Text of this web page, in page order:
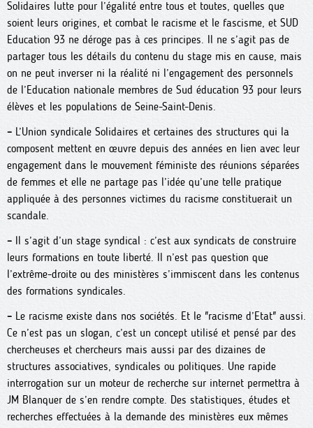
Solidaires lutte pour l’égalité entre tous et toutes, quelles que
soient leurs origines, et combat le racisme et le fascisme, et SUD
Education 93 ne déroge pas à ces principes. Il ne s’agit pas de
partager tous les détails du contenu du stage mis en cause, mais
on ne peut inverser ni la réalité ni l’engagement des personnels
de l’Education nationale membres de Sud éducation 93 pour leurs
élèves et les populations de Seine-Saint-Denis.
– L’Union syndicale Solidaires et certaines des structures qui la
composent mettent en œuvre depuis des années en lien avec leur
engagement dans le mouvement féministe des réunions séparées
de femmes et elle ne partage pas l’idée qu’une telle pratique
appliquée à des personnes victimes du racisme constituerait un
scandale.
– Il s’agit d’un stage syndical : c’est aux syndicats de construire
leurs formations en toute liberté. Il n’est pas question que
l’extrême-droite ou des ministères s’immiscent dans les contenus
des formations syndicales.
– Le racisme existe dans nos sociétés. Et le "racisme d’Etat" aussi.
Ce n’est pas un slogan, c’est un concept utilisé et pensé par des
chercheuses et chercheurs mais aussi par des dizaines de
structures associatives, syndicales ou politiques. Une rapide
interrogation sur un moteur de recherche sur internet permettra à
JM Blanquer de s’en rendre compte. Des statistiques, études et
recherches effectuées à la demande des ministères eux mêmes